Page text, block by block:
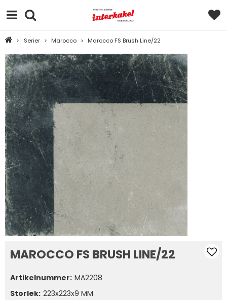
> Serier > Marocco > Marocco FS Brush Line/22
MAROCCO FS BRUSH LINE/22
Artikelnummer: MA2208
Storlek 223x223x9 MM